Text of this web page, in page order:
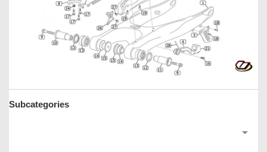
Subcategories
